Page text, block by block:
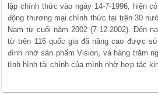
lập chính thức vào ngày 14-7-1996, hiện
động thương mại chính thức tại trên 30
Nam từ cuối năm 2002 (7-12-2002). Đến
từ trên 116 quốc gia đã nâng cao được
đình nhờ sản phẩm Vision, và hàng trăm
tình hình tài chính của mình nhờ hợp tác